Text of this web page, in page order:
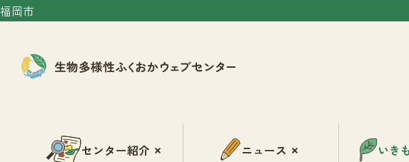
福岡市
センター紹介 ニュース いき